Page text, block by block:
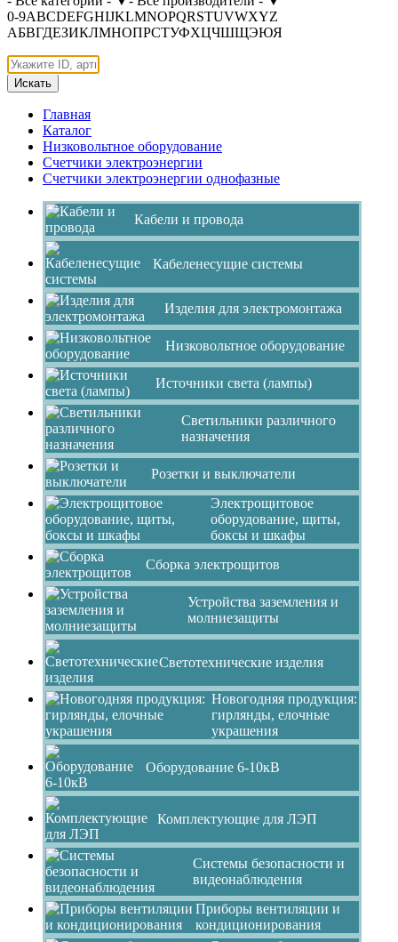
0-9ABCDEFGHIJKLMNOPQRSTUVWXYZ
АБВГДЕЗИКЛМНОПРСТУФХЦЧШЩЭЮЯ
Искать
Главная
Каталог
Низковольтное оборудование
Счетчики электроэнергии
Счетчики электроэнергии однофазные
Кабели и провода
Кабеленесущие системы
Изделия для электромонтажа
Низковольтное оборудование
Источники света (лампы)
Светильники различного
назначения
Розетки и выключатели
Электрощитовое
оборудование, щиты,
боксы и шкафы
Сборка электрощитов
Устройства заземления и
молниезащиты
Светотехнические изделия
Новогодняя продукция:
гирлянды, елочные
украшения
Оборудование 6-10кВ
Комплектующие для ЛЭП
Системы безопасности и
видеонаблюдения
Приборы вентиляции и
кондиционирования